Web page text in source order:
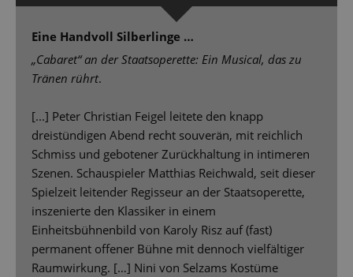
Eine Handvoll Silberlinge …
„Cabaret“ an der Staatsoperette: Ein Musical, das zu
Tränen rührt.
[...] Peter Christian Feigel leitete den knapp
dreistündigen Abend recht souverän, mit reichlich
Schmiss und gebotener Zurückhaltung in intimeren
Szenen. Schauspieler Matthias Reichwald, seit dieser
Spielzeit leitender Regisseur an der Staatsoperette,
inszenierte den Klassiker in einem
Einheitsbühnenbild von Karoly Risz auf (fast)
permanent offener Bühne mit dennoch vielfältiger
Raumwirkung. […] Nini von Selzams Kostüme